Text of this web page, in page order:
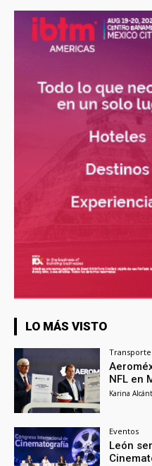
LO MÁS VISTO
Transporte
NFL en
Karina
Eventos
León